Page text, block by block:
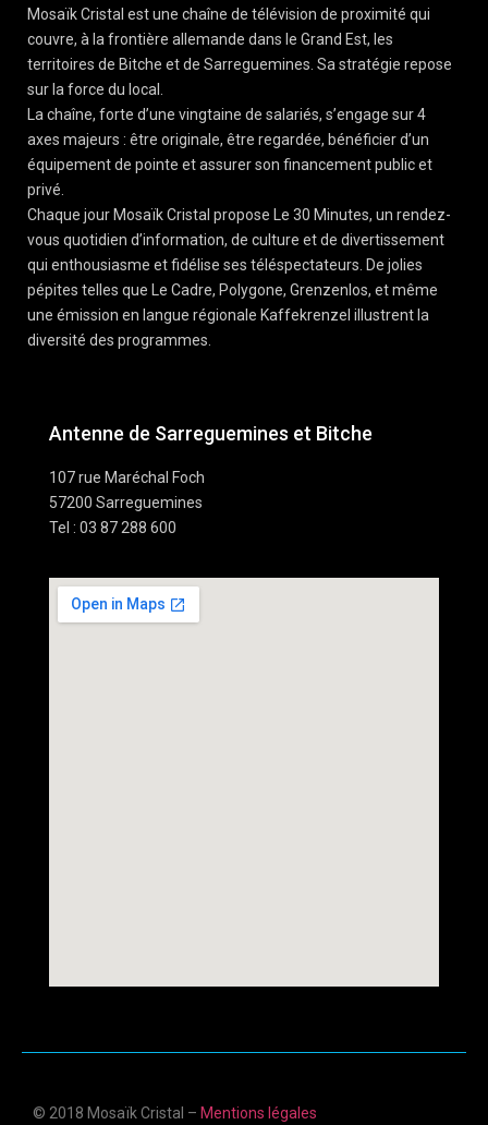
Mosaïk Cristal est une chaîne de télévision de proximité qui
couvre, à la frontière allemande dans le Grand Est, les
territoires de Bitche et de Sarreguemines. Sa stratégie repose
sur la force du local.
La chaîne, forte d’une vingtaine de salariés, s’engage sur 4
axes majeurs : être originale, être regardée, bénéficier d’un
équipement de pointe et assurer son financement public et
privé.
Chaque jour Mosaïk Cristal propose Le 30 Minutes, un rendez-
vous quotidien d’information, de culture et de divertissement
qui enthousiasme et fidélise ses téléspectateurs. De jolies
pépites telles que Le Cadre, Polygone, Grenzenlos, et même
une émission en langue régionale Kaffekrenzel illustrent la
diversité des programmes.
Antenne de Sarreguemines et Bitche
107 rue Maréchal Foch
57200 Sarreguemines
Tel : 03 87 288 600
© 2018 Mosaïk Cristal – Mentions légales